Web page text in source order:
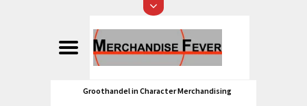
Groothandel in Character Merchandising